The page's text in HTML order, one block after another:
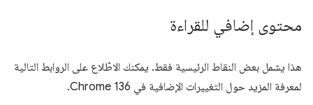
محتوى إضافي للقراءة
هذا يشمل بعض النقاط الرئيسية فقط. يمكنك الاطّلاع على الروابط التالية
لمعرفة المزيد حول التغييرات الإضافية في Chrome 136.